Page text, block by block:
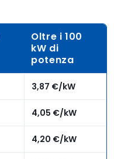
Oltre i 100
kW di
potenza
3,87 €/kW
4,05 €/kW
4,20 €/kW